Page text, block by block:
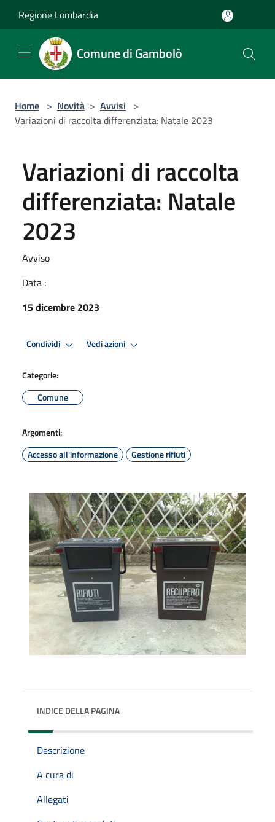
Regione Lombardia
Comune di Gambolò
Home > Novità > Avvisi >
Variazioni di raccolta differenziata: Natale 2023
Variazioni di raccolta
differenziata: Natale
2023
Avviso
Data :
15 dicembre 2023
Condividi Vedi azioni
Categorie:
Comune
Argomenti:
Accesso all'informazione
Gestione rifiuti
INDICE DELLA PAGINA
Descrizione
A cura di
Allegati